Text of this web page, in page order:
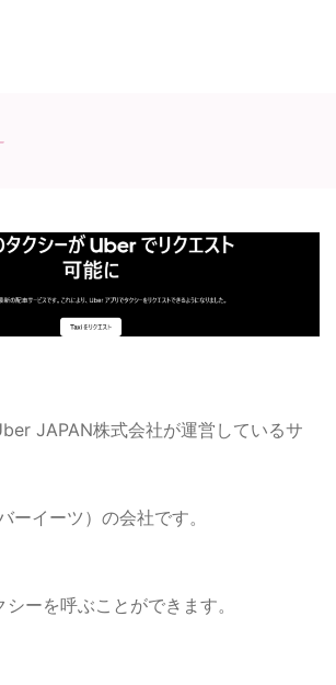
JAPAN株式会社が運営しているサ
ーイーツ）の会社です。
ーを呼ぶことができます。